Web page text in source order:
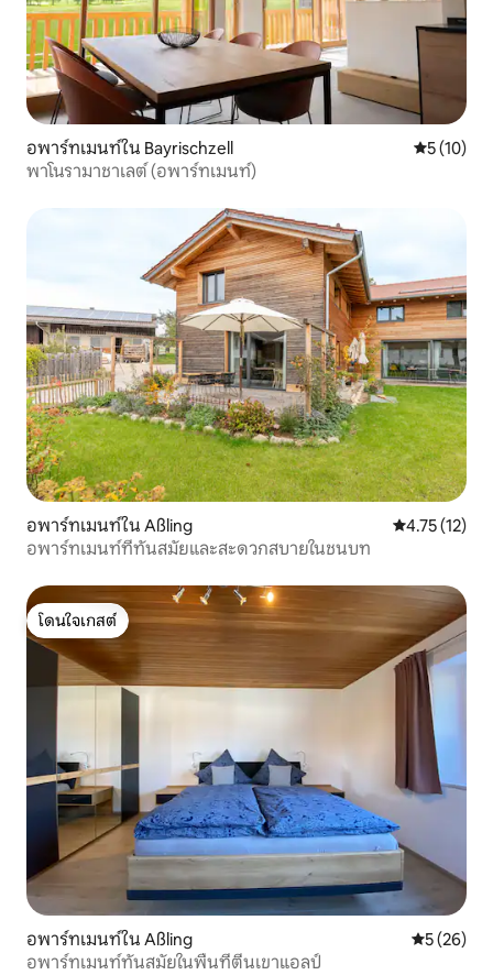
อพาร์ทเมนท์ใน Bayrischzell คะแนนเฉลี่
5 (10)
พาโนรามาชาเลต์ (อพาร์ทเมนท์)
อพาร์ทเมนท์ใน Aßling คะแนนเฉลี่ย
4.75 (12)
อพาร์ทเมนท์ที่ทันสมัยและสะดวกสบายในชนบท
โดนใจเกสต์
โดนใจเกสต์
อพาร์ทเมนท์ใน Aßling คะแนนเฉลี่
5 (26)
อพาร์ทเมนท์ทันสมัยในพื้นที่ตีนเขาแอลป์